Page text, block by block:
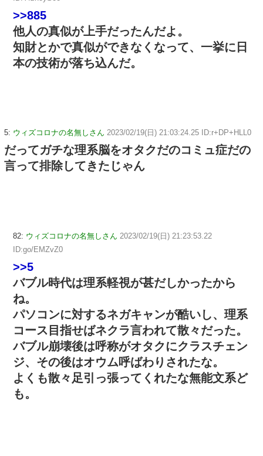
>>885
他人の真似が上手だったんだよ。
知財とかで真似ができなくなって、一挙に日
本の技術が落ち込んだ。
5: ウィズコロナの名無しさん 2023/02/19(日) 21:03:24.25 ID:r+DP+HLL0
だってガチな理系脳をオタクだのコミュ症だの
言って排除してきたじゃん
82: ウィズコロナの名無しさん 2023/02/19(日) 21:23:53.22
ID:go/EMZvZ0
>>5
バブル時代は理系軽視が甚だしかったから
ね。
パソコンに対するネガキャンが酷いし、理系
コース目指せばネクラ言われて散々だった。
バブル崩壊後は呼称がオタクにクラスチェン
ジ、その後はオウム呼ばわりされたな。
よくも散々足引っ張ってくれたな無能文系ど
も。